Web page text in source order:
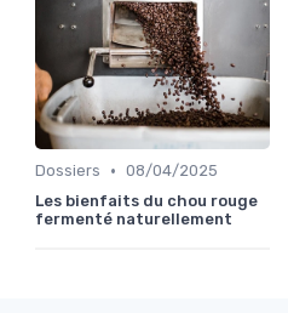
Dossiers • 08/04/2025
Les bienfaits du chou rouge
fermenté naturellement